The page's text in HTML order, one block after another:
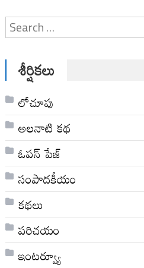
శీర్షికలు
లోచూపు
అల‌నాటి క‌థ‌
ఓపన్ పేజ్
సంపాదకీయం
కథలు
పరిచయం
ఇంటర్వ్యూ